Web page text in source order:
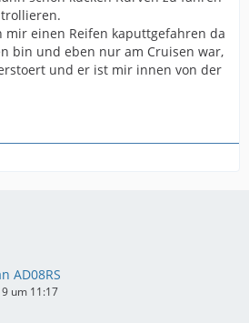
mir einen Reifen kaputtgefahren da
bin und eben nur am Cruisen war,
und er ist mir innen von der
AD08RS
um 11:17